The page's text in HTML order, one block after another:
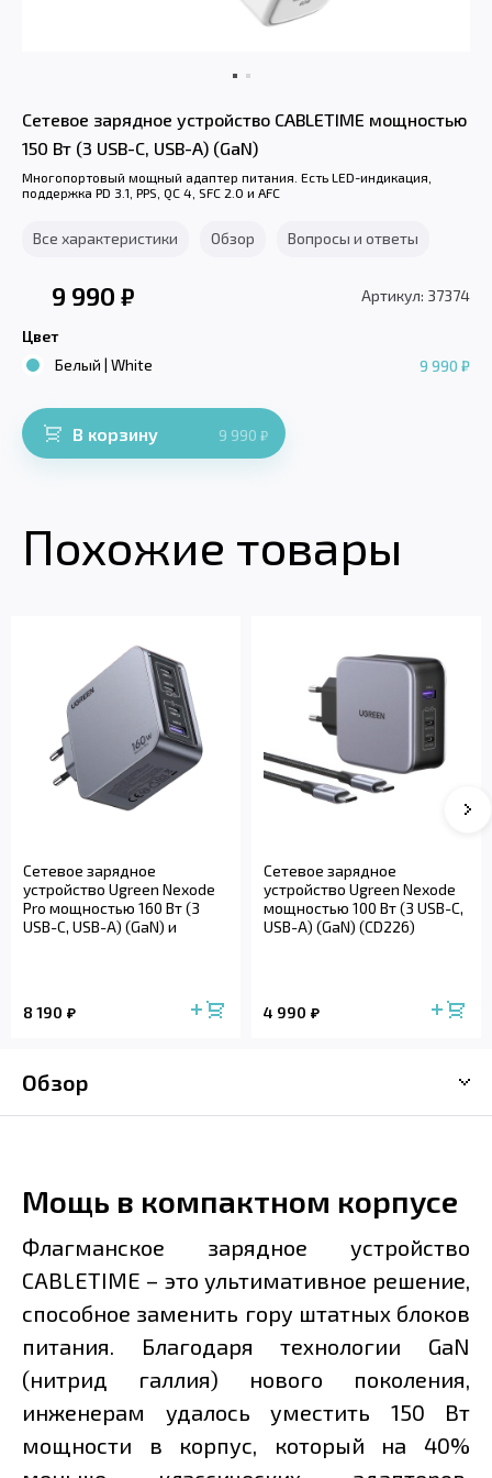
Сетевое зарядное устройство CABLETIME мощностью
150 Вт (3 USB-C, USB-A) (GaN)
Многопортовый мощный адаптер питания. Есть LED-индикация,
поддержка PD 3.1, PPS, QC 4, SFC 2.0 и AFC
Все характеристики Обзор Вопросы и ответы
9 990 ₽ Артикул: 37374
Цвет
Белый | White
9 990 ₽
В корзину 9 990 ₽
Похожие товары
Сетевое зарядное
устройство Ugreen Nexode
Pro мощностью 160 Вт (3
USB-C, USB-A) (GaN) и
8 190
Сетевое зарядное
устройство Ugreen Nexode
мощностью 100 Вт (3 USB-C,
USB-A) (GaN) (CD226)
4 990
Обзор
Мощь в компактном корпусе
Флагманское зарядное устройство
CABLETIME – это ультимативное решение,
способное заменить гору штатных блоков
питания. Благодаря технологии GaN
(нитрид галлия) нового поколения,
инженерам удалось уместить 150 Вт
мощности в корпус, который на 40%